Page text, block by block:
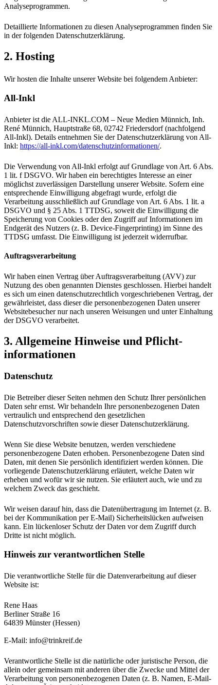
Analyseprogrammen.
Detaillierte Informationen zu diesen Analyseprogrammen finden Sie
in der folgenden Datenschutzerklärung.
2. Hosting
Wir hosten die Inhalte unserer Website bei folgendem Anbieter:
All-Inkl
Anbieter ist die ALL-INKL.COM – Neue Medien Münnich, Inh.
René Münnich, Hauptstraße 68, 02742 Friedersdorf (nachfolgend
All-Inkl). Details entnehmen Sie der Datenschutzerklärung von All-
Inkl: https://all-inkl.com/datenschutzinformationen/.
Die Verwendung von All-Inkl erfolgt auf Grundlage von Art. 6 Abs.
1 lit. f DSGVO. Wir haben ein berechtigtes Interesse an einer
möglichst zuverlässigen Darstellung unserer Website. Sofern eine
entsprechende Einwilligung abgefragt wurde, erfolgt die
Verarbeitung ausschließlich auf Grundlage von Art. 6 Abs. 1 lit. a
DSGVO und § 25 Abs. 1 TTDSG, soweit die Einwilligung die
Speicherung von Cookies oder den Zugriff auf Informationen im
Endgerät des Nutzers (z. B. Device-Fingerprinting) im Sinne des
TTDSG umfasst. Die Einwilligung ist jederzeit widerrufbar.
Auftragsverarbeitung
Wir haben einen Vertrag über Auftragsverarbeitung (AVV) zur
Nutzung des oben genannten Dienstes geschlossen. Hierbei handelt
es sich um einen datenschutzrechtlich vorgeschriebenen Vertrag, der
gewährleistet, dass dieser die personenbezogenen Daten unserer
Websitebesucher nur nach unseren Weisungen und unter Einhaltung
der DSGVO verarbeitet.
3. Allgemeine Hinweise und Pflicht­
informationen
Datenschutz
Die Betreiber dieser Seiten nehmen den Schutz Ihrer persönlichen
Daten sehr ernst. Wir behandeln Ihre personenbezogenen Daten
vertraulich und entsprechend den gesetzlichen
Datenschutzvorschriften sowie dieser Datenschutzerklärung.
Wenn Sie diese Website benutzen, werden verschiedene
personenbezogene Daten erhoben. Personenbezogene Daten sind
Daten, mit denen Sie persönlich identifiziert werden können. Die
vorliegende Datenschutzerklärung erläutert, welche Daten wir
erheben und wofür wir sie nutzen. Sie erläutert auch, wie und zu
welchem Zweck das geschieht.
Wir weisen darauf hin, dass die Datenübertragung im Internet (z. B.
bei der Kommunikation per E-Mail) Sicherheitslücken aufweisen
kann. Ein lückenloser Schutz der Daten vor dem Zugriff durch
Dritte ist nicht möglich.
Hinweis zur verantwortlichen Stelle
Die verantwortliche Stelle für die Datenverarbeitung auf dieser
Website ist:
Rene Haas
Berliner Straße 16
64839 Münster (Hessen)
E-Mail: info@trinkreif.de
Verantwortliche Stelle ist die natürliche oder juristische Person, die
allein oder gemeinsam mit anderen über die Zwecke und Mittel der
Verarbeitung von personenbezogenen Daten (z. B. Namen, E-Mail-